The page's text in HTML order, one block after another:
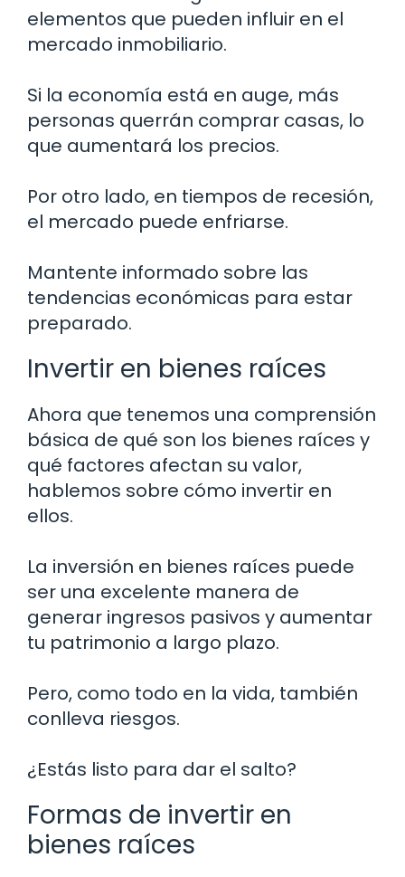
elementos que pueden influir en el
mercado inmobiliario.
Si la economía está en auge, más
personas querrán comprar casas, lo
que aumentará los precios.
Por otro lado, en tiempos de recesión,
el mercado puede enfriarse.
Mantente informado sobre las
tendencias económicas para estar
preparado.
Invertir en bienes raíces
Ahora que tenemos una comprensión
básica de qué son los bienes raíces y
qué factores afectan su valor,
hablemos sobre cómo invertir en
ellos.
La inversión en bienes raíces puede
ser una excelente manera de
generar ingresos pasivos y aumentar
tu patrimonio a largo plazo.
Pero, como todo en la vida, también
conlleva riesgos.
¿Estás listo para dar el salto?
Formas de invertir en
bienes raíces